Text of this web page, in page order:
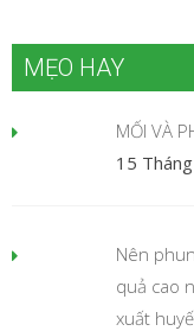
MẸO HAY
MỐI VÀ
15
Nên
quả cao
xuất